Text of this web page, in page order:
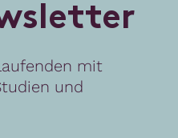
sletter
mit
und